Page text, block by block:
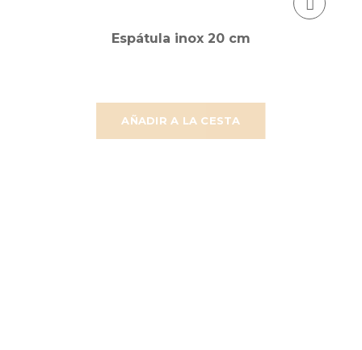
AÑADIR A LA CESTA
Espátula inox 20 cm